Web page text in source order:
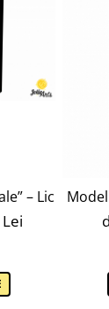
– Licheni,